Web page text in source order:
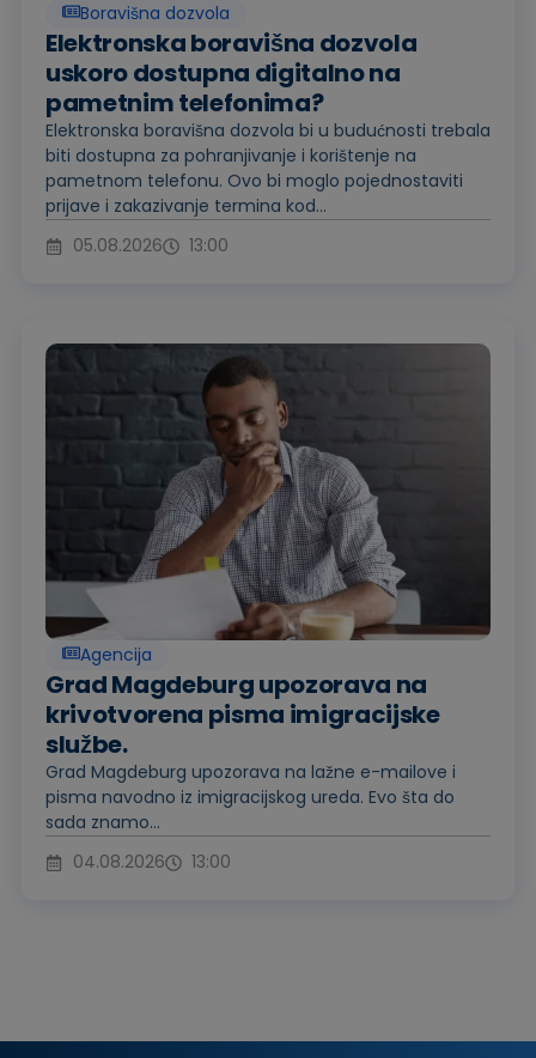
Boravišna dozvola
Elektronska boravišna dozvola
uskoro dostupna digitalno na
pametnim telefonima?
Elektronska boravišna dozvola bi u budućnosti trebala
biti dostupna za pohranjivanje i korištenje na
pametnom telefonu. Ovo bi moglo pojednostaviti
prijave i zakazivanje termina kod...
05.08.2026
13:00
Agencija
Grad Magdeburg upozorava na
krivotvorena pisma imigracijske
službe.
Grad Magdeburg upozorava na lažne e-mailove i
pisma navodno iz imigracijskog ureda. Evo šta do
sada znamo...
04.08.2026
13:00